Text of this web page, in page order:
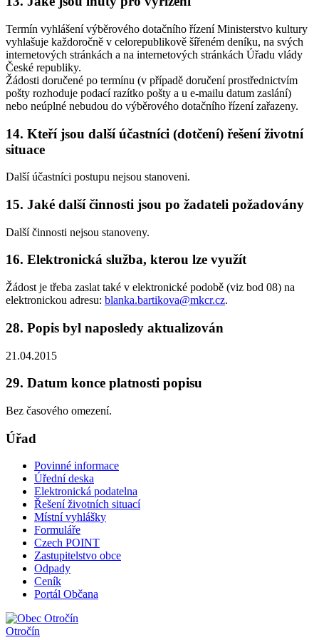
Termín vyhlášení výběrového dotačního řízení Ministerstvo kultury
vyhlašuje každoročně v celorepublikově šířeném deníku, na svých
internetových stránkách a na internetových stránkách Úřadu vlády
České republiky.
Žádosti doručené po termínu (v případě doručení prostřednictvím
pošty rozhoduje podací razítko pošty a u e-mailu datum zaslání)
nebo neúplné nebudou do výběrového dotačního řízení zařazeny.
14. Kteří jsou další účastníci (dotčení) řešení životní
situace
Další účastníci postupu nejsou stanoveni.
15. Jaké další činnosti jsou po žadateli požadovány
Další činnosti nejsou stanoveny.
16. Elektronická služba, kterou lze využít
Žádost je třeba zaslat také v elektronické podobě (viz bod 08) na
elektronickou adresu: blanka.bartikova@mkcr.cz.
28. Popis byl naposledy aktualizován
21.04.2015
29. Datum konce platnosti popisu
Bez časového omezení.
Úřad
Povinné informace
Úřední deska
Elektronická podatelna
Řešení životních situací
Místní vyhlášky
Formuláře
Czech POINT
Zastupitelstvo obce
Odpady
Ceník
Portál Občana
Otročín